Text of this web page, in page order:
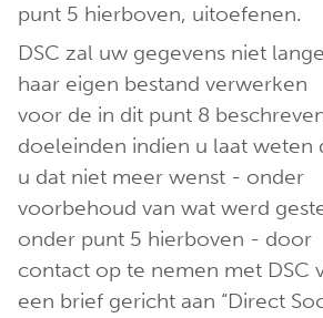
punt 5 hierboven, uitoefenen.
DSC zal uw gegevens niet
haar eigen bestand verwerken
voor de in dit punt 8
doeleinden indien u laat weten
u dat niet meer wenst - onder
voorbehoud van wat werd
onder punt 5 hierboven - door
contact op te nemen met DSC
een brief gericht aan “Direct